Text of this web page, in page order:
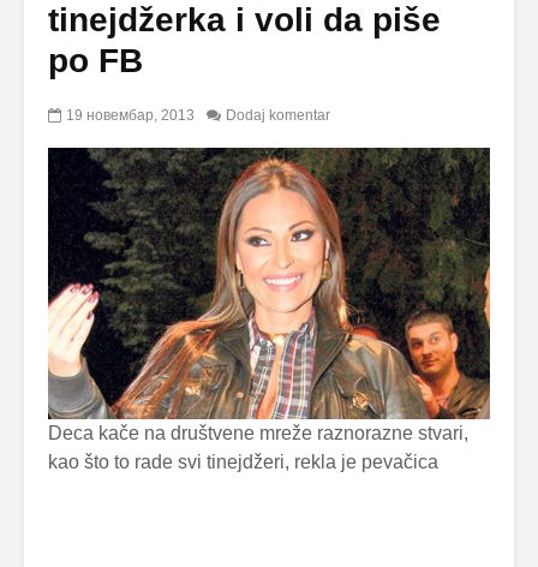
tinejdžerka i voli da piše
po FB
19 новембар, 2013 Dodaj komentar
Deca kače na društvene mreže raznorazne stvari,
kao što to rade svi tinejdžeri, rekla je pevačica